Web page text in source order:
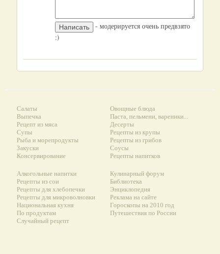
- модерируется очень предвзято
:)
Салаты
Выпечка
Рецепт из мяса
Супы
Рыба и морепродукты
Закуски
Консервирование
Овощные блюда
Паста, пельмени, вареники...
Десерты
Рецепты из крупы
Рецепты из грибов
Соусы
Рецепты напитков
Алкогольные напитки
Рецепты из сои
Рецепты для хлебопечки
Рецепты для микроволновки
Национальная кухня
По продуктам
Случайный рецепт
Кулинарный форум
Библиотека
Энциклопедия
Реклама на сайте
Гороскопы на 2010 год
Путешествия по России